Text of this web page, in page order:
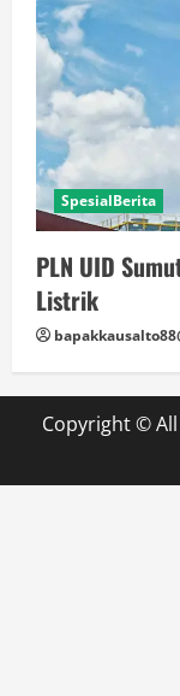
SpesialBerita
PLN UID
Listrik
Copyright ©